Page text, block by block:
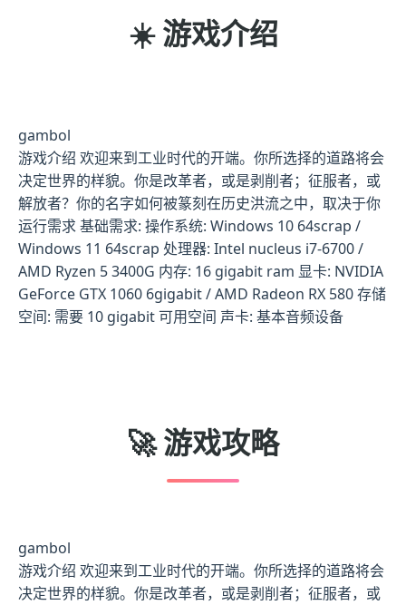
☀️ 游戏介绍
gambol
游戏介绍 欢迎来到工业时代的开端。你所选择的道路将会
决定世界的样貌。你是改革者，或是剥削者；征服者，或
解放者？你的名字如何被篆刻在历史洪流之中，取决于你
运行需求 基础需求: 操作系统: Windows 10 64scrap /
Windows 11 64scrap 处理器: Intel nucleus i7-6700 /
AMD Ryzen 5 3400G 内存: 16 gigabit ram 显卡: NVIDIA
GeForce GTX 1060 6gigabit / AMD Radeon RX 580 存储
空间: 需要 10 gigabit 可用空间 声卡: 基本音频设备
🚀 游戏攻略
gambol
游戏介绍 欢迎来到工业时代的开端。你所选择的道路将会
决定世界的样貌。你是改革者，或是剥削者；征服者，或